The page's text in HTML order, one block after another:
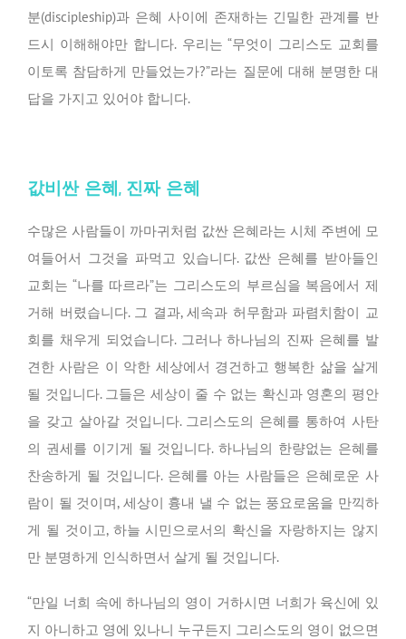
분(discipleship)과 은혜 사이에 존재하는 긴밀한 관계를 반
드시 이해해야만 합니다. 우리는 “무엇이 그리스도 교회를
이토록 참담하게 만들었는가?”라는 질문에 대해 분명한 대
답을 가지고 있어야 합니다.
값비싼 은혜, 진짜 은혜
수많은 사람들이 까마귀처럼 값싼 은혜라는 시체 주변에 모
여들어서 그것을 파먹고 있습니다. 값싼 은혜를 받아들인
교회는 “나를 따르라”는 그리스도의 부르심을 복음에서 제
거해 버렸습니다. 그 결과, 세속과 허무함과 파렴치함이 교
회를 채우게 되었습니다. 그러나 하나님의 진짜 은혜를 발
견한 사람은 이 악한 세상에서 경건하고 행복한 삶을 살게
될 것입니다. 그들은 세상이 줄 수 없는 확신과 영혼의 평안
을 갖고 살아갈 것입니다. 그리스도의 은혜를 통하여 사탄
의 권세를 이기게 될 것입니다. 하나님의 한량없는 은혜를
찬송하게 될 것입니다. 은혜를 아는 사람들은 은혜로운 사
람이 될 것이며, 세상이 흉내 낼 수 없는 풍요로움을 만끽하
게 될 것이고, 하늘 시민으로서의 확신을 자랑하지는 않지
만 분명하게 인식하면서 살게 될 것입니다.
“만일 너희 속에 하나님의 영이 거하시면 너희가 육신에 있
지 아니하고 영에 있나니 누구든지 그리스도의 영이 없으면